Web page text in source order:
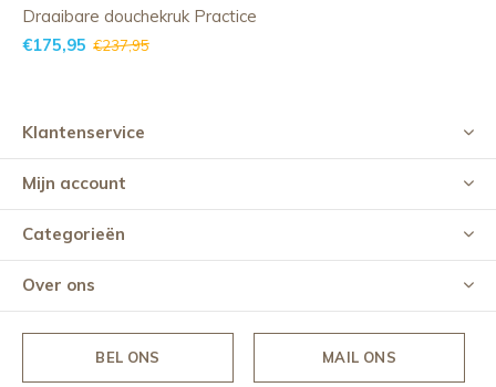
Draaibare douchekruk Practice
€175,95 €237,95
Klantenservice
Mijn account
Categorieën
Over ons
BEL ONS MAIL ONS